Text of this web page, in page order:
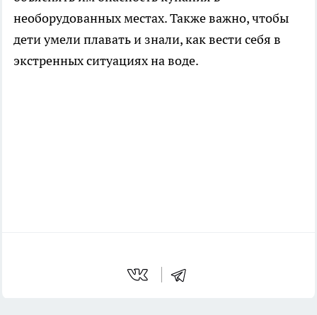
необорудованных местах. Также важно, чтобы
дети умели плавать и знали, как вести себя в
экстренных ситуациях на воде.